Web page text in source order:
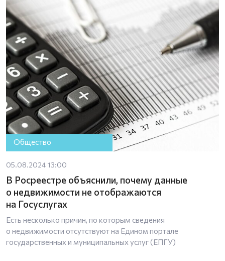
Общество
05.08.2024 13:00
В Росреестре объяснили, почему данные
о недвижимости не отображаются
на Госуслугах
Есть несколько причин, по которым сведения
о недвижимости отсутствуют на Едином портале
государственных и муниципальных услуг (ЕПГУ)